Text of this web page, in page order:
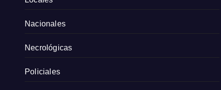
Nacionales
Necrológicas
Policiales